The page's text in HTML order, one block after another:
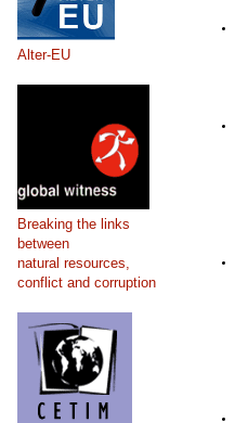
Alter-EU
Breaking the links
between
natural resources,
conflict and corruption